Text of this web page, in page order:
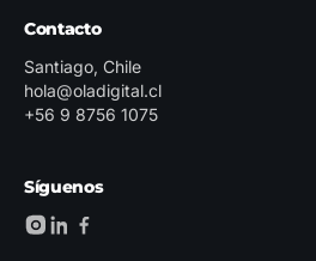
Contacto
Santiago, Chile
hola@oladigital.cl
+56 9 8756 1075
Síguenos